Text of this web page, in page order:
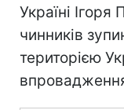
Україні
чинників
територією